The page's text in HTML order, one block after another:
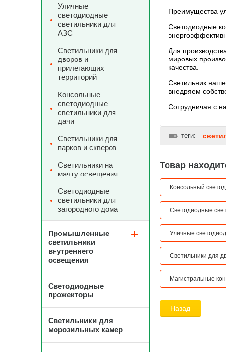
Преимущества
Светодиодные
Для
мировых
качества.
Светильник
внедряем
Сотрудничая с
теги:
Товар
Консольный
Светодиодные
Уличные
Светильники для
Магистральные
Назад
Уличные
светодиодные
светильники для
АЗС
Светильники для
дворов и
прилегающих
территорий
Консольные
светодиодные
светильники для
дачи
Светильники для
парков и скверов
Светильники на
мачту освещения
Светодиодные
светильники для
загородного дома
Промышленные
светильники
внутреннего
освещения
Светодиодные
прожекторы
Светильники для
морозильных камер